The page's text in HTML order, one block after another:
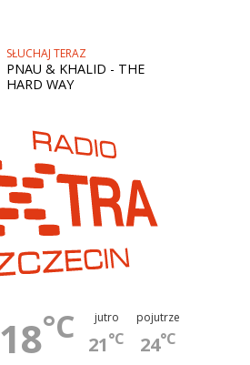
SŁUCHAJ TERAZ
PNAU & KHALID - THE
HARD WAY
18°C jutro
21°C
pojutrze
24°C